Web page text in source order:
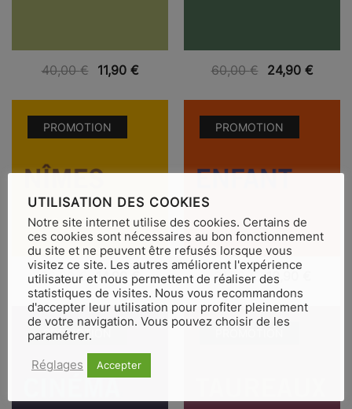
VUE RAPIDE
40,00€ 11,90 € VUE RAPIDE
60,00€ 24,90 €
PROMOTION
VUE RAPIDE
32,90€ 14,90 €
PROMOTION
VUE RAPIDE
21,50€ 10,90
PROMOTION
UTILISATION DES COOKIES
Notre site internet utilise des cookies. Certains de
ces cookies sont nécessaires au bon fonctionnement
du site et ne peuvent être refusés lorsque vous
visitez ce site. Les autres améliorent l'expérience
utilisateur et nous permettent de réaliser des
statistiques de visites. Nous vous recommandons
d'accepter leur utilisation pour profiter pleinement
de votre navigation. Vous pouvez choisir de les
paramétrer.
Réglages Accepter